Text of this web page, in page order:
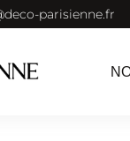
parisienne.fr